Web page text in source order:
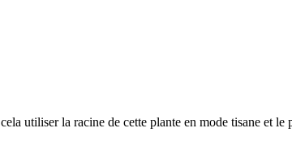
utiliser la racine de cette plante en mode tisane et